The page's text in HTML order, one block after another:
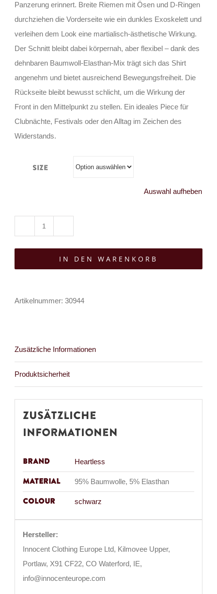
Panzerung erinnert. Breite Riemen mit Ösen und D-Ringen
durchziehen die Vorderseite wie ein dunkles Exoskelett und
verleihen dem Look eine martialisch-ästhetische Wirkung.
Der Schnitt bleibt dabei körpernah, aber flexibel – dank des
dehnbaren Baumwoll-Elasthan-Mix trägt sich das Shirt
angenehm und bietet ausreichend Bewegungsfreiheit. Die
Rückseite bleibt bewusst schlicht, um die Wirkung der
Front in den Mittelpunkt zu stellen. Ein ideales Piece für
Clubnächte, Festivals oder den Alltag im Zeichen des
Widerstands.
Size
Auswahl aufheben
Shirt
IzaakIN DEN WARENKORB
Artikelnummer: 30944
Zusätzliche Informationen
Produktsicherheit
Zusätzliche
Informationen
Brand Heartless
Material 95% Baumwolle, 5% Elasthan
Colour schwarz
Hersteller:
Innocent Clothing Europe Ltd, Kilmovee Upper,
Portlaw, X91 CF22, CO Waterford, IE,
info@innocenteurope.com